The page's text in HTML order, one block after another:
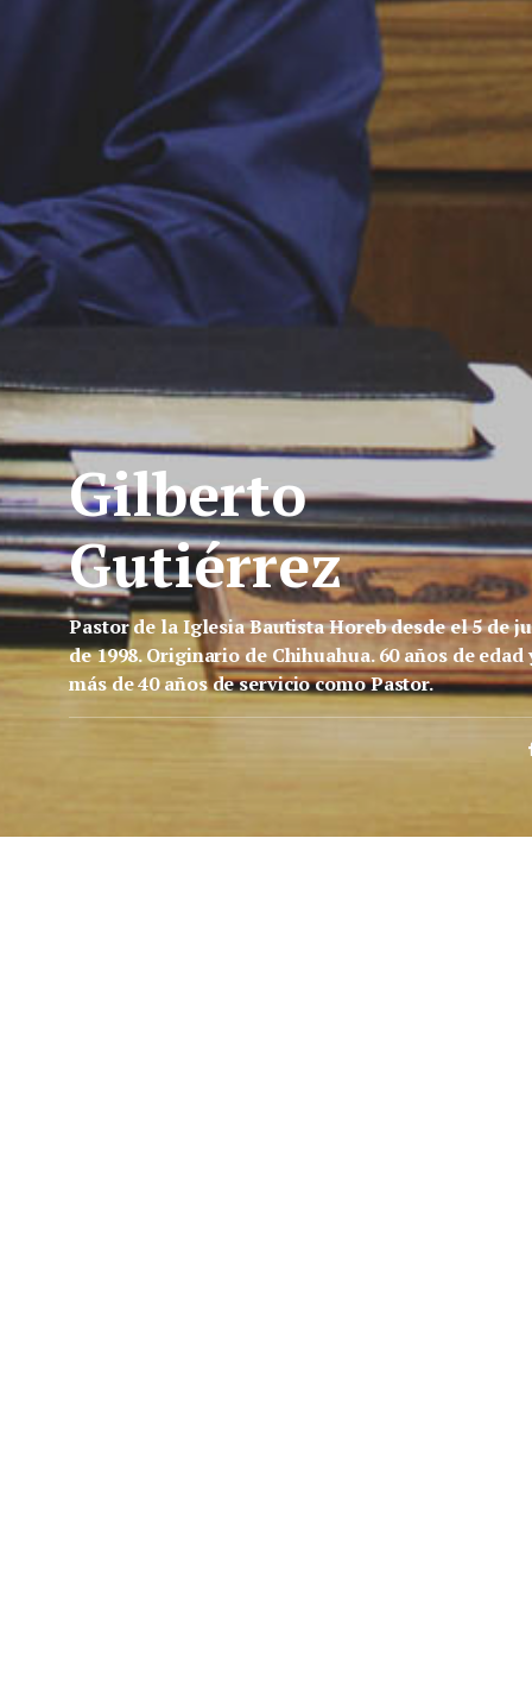
Gilberto
Gutiérrez
Pastor de la Iglesia Bautista Horeb desde el 5 de
de 1998. Originario de Chihuahua. 60 años de edad
más de 40 años de servicio como Pastor.